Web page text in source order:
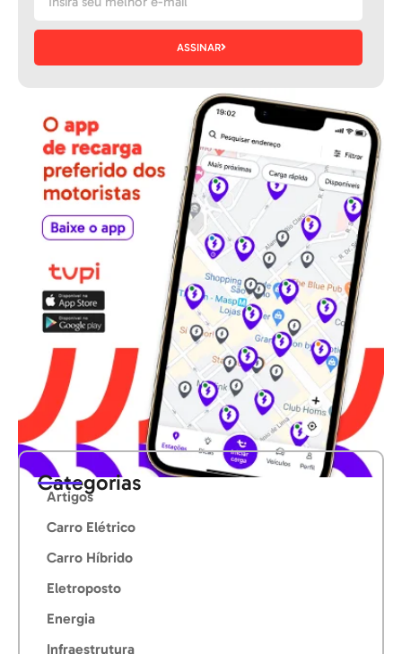
ASSINAR
Categorias
Artigos
Carro Elétrico
Carro Híbrido
Eletroposto
Energia
Infraestrutura